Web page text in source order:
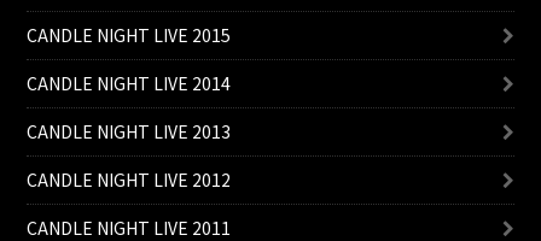
CANDLE NIGHT LIVE 2015
CANDLE NIGHT LIVE 2014
CANDLE NIGHT LIVE 2013
CANDLE NIGHT LIVE 2012
CANDLE NIGHT LIVE 2011